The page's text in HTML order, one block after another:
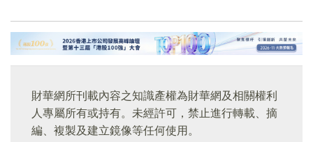
財華網所刊載內容之知識產權為財華網及相關權利
人專屬所有或持有。未經許可，禁止進行轉載、摘
編、複製及建立鏡像等任何使用。